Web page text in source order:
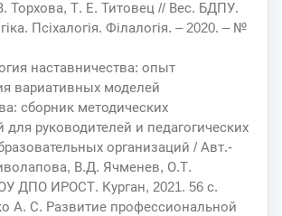
Торхова, Т. Е. Титовец // Вес. БДПУ.
Псіхалогія. Філалогія. – 2020. – №
наставничества: опыт
вариативных моделей
сборник методических
руководителей и педагогических
организаций / Авт.-
В.Д. Ячменев, О.Т.
ДПО ИРОСТ. Курган, 2021. 56 с.
А. С. Развитие профессиональной